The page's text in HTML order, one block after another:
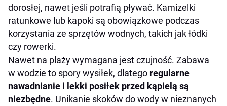
dorosłej, nawet jeśli potrafią pływać. Kamizelki
ratunkowe lub kapoki są obowiązkowe podczas
korzystania ze sprzętów wodnych, takich jak łódki
czy rowerki.
Nawet na plaży wymagana jest czujność. Zabawa
w wodzie to spory wysiłek, dlatego regularne
nawadnianie i lekki posiłek przed kąpielą są
niezbędne. Unikanie skoków do wody w nieznanych